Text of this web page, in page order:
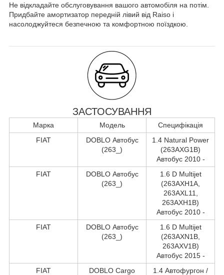
Не відкладайте обслуговування вашого автомобіля на потім.
Придбайте амортизатор передній лівий від Raiso і
насолоджуйтеся безпечною та комфортною поїздкою.
ЗАСТОСУВАННЯ
Марка Модель
Специфікація
FIAT
DOBLO Автобус
(263_)
1.4 Natural Power
(263AXG1B)
Автобус 2010 -
FIAT
DOBLO Автобус
(263_)
1.6 D Multijet
(263AXH1A,
263AXL11,
263AXH1B)
Автобус 2010 -
FIAT
DOBLO Автобус
(263_)
1.6 D Multijet
(263AXN1B,
263AXV1B)
Автобус 2015 -
FIAT
DOBLO Cargo
1.4 Автофургон /